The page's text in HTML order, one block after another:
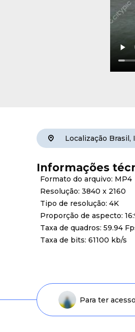
Localização Brasil,
Informações
Formato do arquivo: MP4
Resolução: 3840 x 2160
Tipo de resolução: 4K
Proporção de aspecto:
Taxa de quadros: 59.94
Taxa de bits: 61100 kb/s
Para ter